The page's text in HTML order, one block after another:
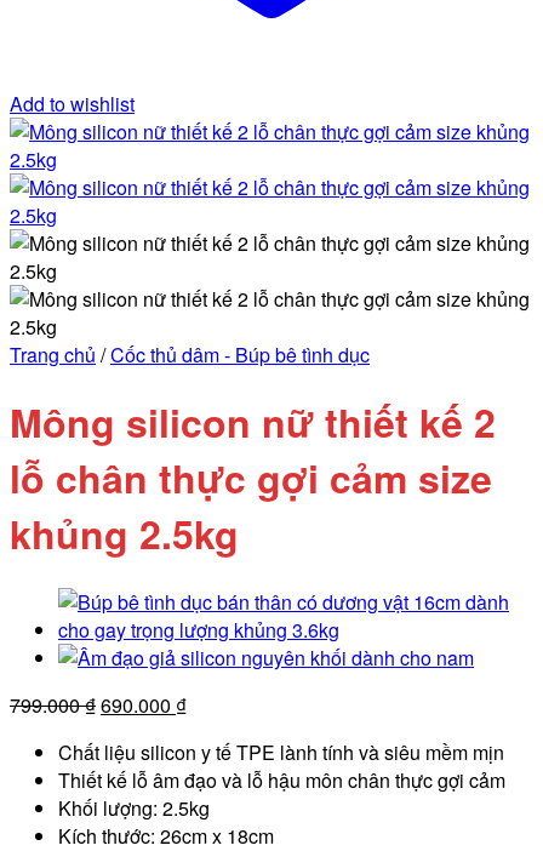
Add to wishlist
Trang chủ /Cốc thủ dâm - Búp bê tình dục
Mông silicon nữ thiết kế 2
lỗ chân thực gợi cảm size
khủng 2.5kg
799.000₫Giá
là:
799.000 ₫.
690.000 ₫Giá
tại
là:
690.000 ₫.
Chất liệu silicon y tế TPE lành tính và siêu mềm mịn
Thiết kế lỗ âm đạo và lỗ hậu môn chân thực gợi cảm
Khối lượng: 2.5kg
Kích thước: 26cm x 18cm